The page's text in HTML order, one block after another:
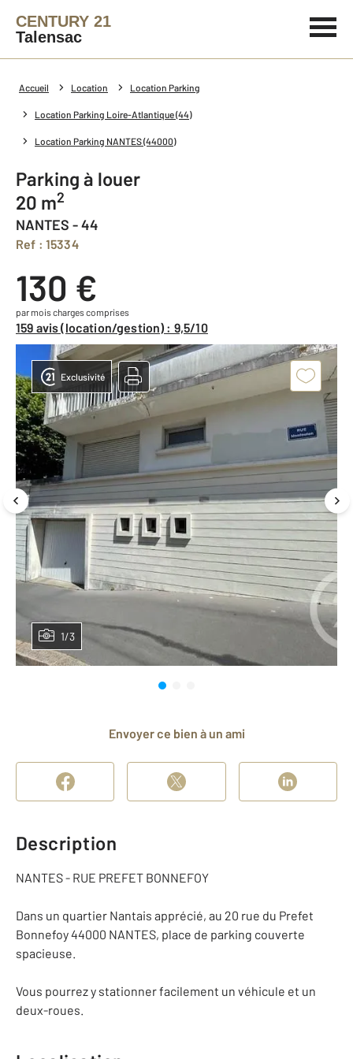
CENTURY 21
Talensac
Accueil Location Location Parking
Location Parking Loire-Atlantique (44)
Location Parking NANTES (44000)
Parking à louer
20 m2
NANTES - 44
Ref : 15334
130 €
par mois charges comprises
159 avis (location/gestion) : 9,5/10
1/3
Exclusivité
Envoyer ce bien à un ami
Description
NANTES - RUE PREFET BONNEFOY
Dans un quartier Nantais apprécié, au 20 rue du Prefet
Bonnefoy 44000 NANTES, place de parking couverte
spacieuse.
Vous pourrez y stationner facilement un véhicule et un
deux-roues.